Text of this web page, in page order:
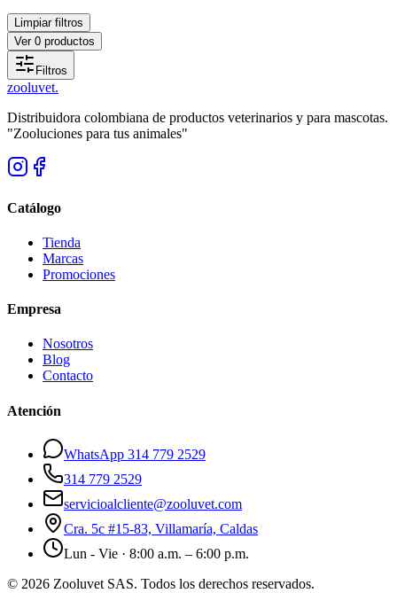
Limpiar filtros
Ver 0 productos
Filtros
zooluvet.
Distribuidora colombiana de productos veterinarios y para mascotas.
"Zooluciones para tus animales"
Catálogo
Tienda
Marcas
Promociones
Empresa
Nosotros
Blog
Contacto
Atención
WhatsApp 314 779 2529
314 779 2529
servicioalcliente@zooluvet.com
Cra. 5c #15-83, Villamaría, Caldas
Lun - Vie · 8:00 a.m. – 6:00 p.m.
© 2026 Zooluvet SAS. Todos los derechos reservados.